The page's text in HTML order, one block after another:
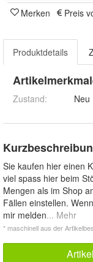
Merken
Preis
Produktdetails
Zustand: Neu
Sie kaufen hier einen
viel spass hier beim
Mengen als im Shop
Fällen einstellen.
mir melden... Mehr
* maschinell aus der